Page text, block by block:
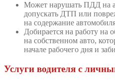
Может нарушать ПДД на
допускать ДТП или
на содержание
Добирается на работу на
на собственном авто,
начале рабочего дня и
Услуги водителя с